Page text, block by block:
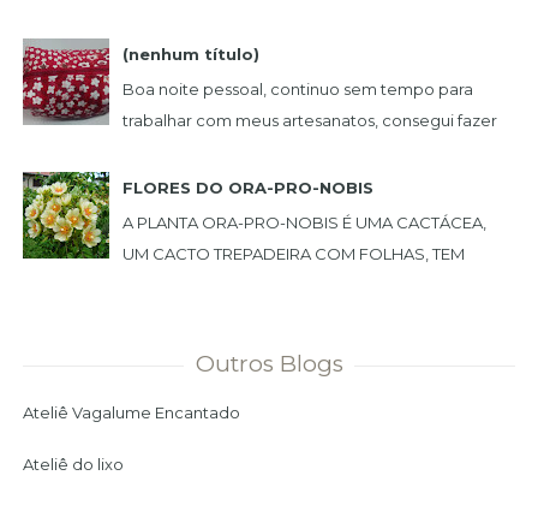
(nenhum título)
Boa noite pessoal, continuo sem tempo para
trabalhar com meus artesanatos, consegui fazer
FLORES DO ORA-PRO-NOBIS
A PLANTA ORA-PRO-NOBIS É UMA CACTÁCEA,
UM CACTO TREPADEIRA COM FOLHAS, TEM
Outros Blogs
Ateliê Vagalume Encantado
Ateliê do lixo